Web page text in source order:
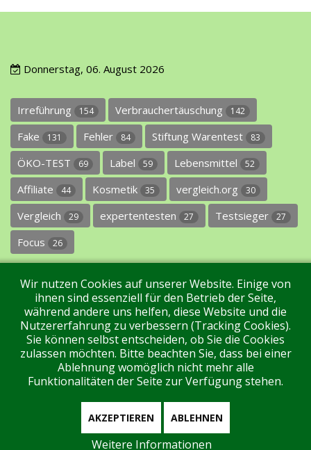
Donnerstag, 06. August 2026
Irreführung 154 Verbrauchertäuschung 142
Fake 131 Fehler 84 Stiftung Warentest 83
ÖKO-TEST 69 Label 59 Lebensmittel 52
Affiliate 44 Kosmetik 35 vergleich.org 30
Vergleich 29 expertentesten 27 Testsieger 27
Focus 26
Impressum Datenschutz Über uns Kontakt
Tags Unterstützen Sie uns! Login
Aktuell sind 215 Gäste und keine Mitglieder online
Wir nutzen Cookies auf unserer Website. Einige von
ihnen sind essenziell für den Betrieb der Seite,
während andere uns helfen, diese Website und die
Nutzererfahrung zu verbessern (Tracking Cookies).
Sie können selbst entscheiden, ob Sie die Cookies
zulassen möchten. Bitte beachten Sie, dass bei einer
Ablehnung womöglich nicht mehr alle
Funktionalitäten der Seite zur Verfügung stehen.
AKZEPTIEREN ABLEHNEN
Weitere Informationen